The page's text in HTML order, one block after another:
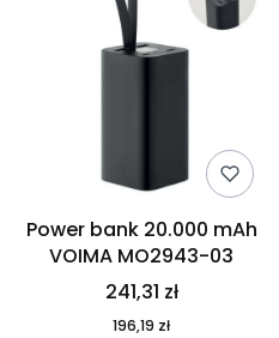
Power bank 20.000 mAh
VOIMA MO2943-03
241,31 zł
196,19 zł